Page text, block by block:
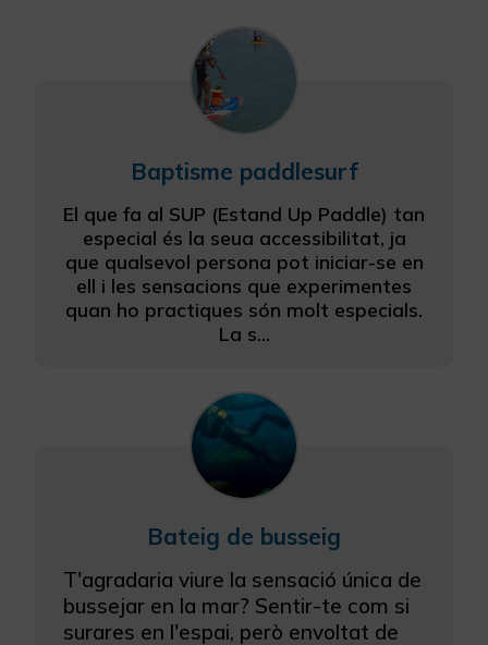
Baptisme paddlesurf
El que fa al SUP (Estand Up Paddle) tan
especial és la seua accessibilitat, ja
que qualsevol persona pot iniciar-se en
ell i les sensacions que experimentes
quan ho practiques són molt especials.
La s...
Bateig de busseig
T'agradaria viure la sensació única de
bussejar en la mar? Sentir-te com si
surares en l'espai, però envoltat de